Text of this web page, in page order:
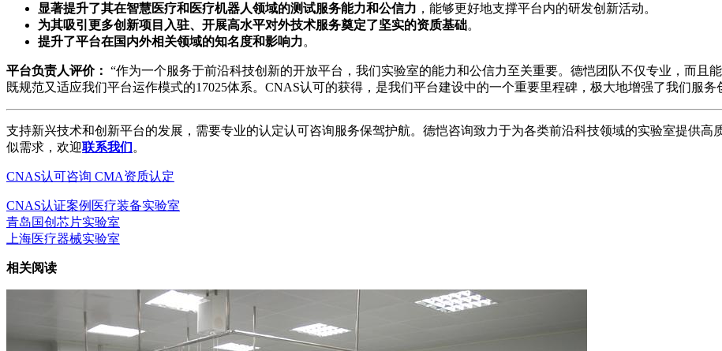
显著提升了其在智慧医疗和医疗机器人领域的测试服务能力和公信力 ，能够更好地支撑平台内的研发创新活动。
为其吸引更多创新项目入驻、开展高水平对外技术服务奠定了坚实的资质基础。
提升了平台在国内外相关领域的知名度和影响力。
平台负责人评价： “作为一个服务于前沿科技创新的开放平台，我们实验室的能力和公信力至关重要。德恺团队不仅专业，而且
既规范又适应我们平台运作模式的17025体系。CNAS认可的获得，是我们平台建设中的一个重要里程碑，极大地增强了我们服务
支持新兴技术和创新平台的发展，需要专业的认定认可咨询服务保驾护航。德恺咨询致力于为各类前沿科技领域的实验室提供
似需求，欢迎联系我们 。
CNAS认可咨询 CMA资质认定
CNAS认证案例 医疗装备实验室
青岛国创芯片实验室
上海医疗器械实验室
相关阅读